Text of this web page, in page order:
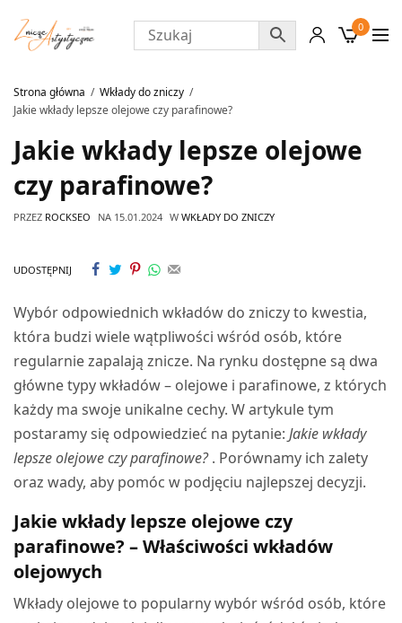
0
Strona główna
Wkłady do zniczy
Jakie wkłady lepsze olejowe czy parafinowe?
Jakie wkłady lepsze olejowe
czy parafinowe?
PRZEZ ROCKSEO NA 15.01.2024 W WKŁADY DO ZNICZY
UDOSTĘPNIJ
Wybór odpowiednich wkładów do zniczy to kwestia,
która budzi wiele wątpliwości wśród osób, które
regularnie zapalają znicze. Na rynku dostępne są dwa
główne typy wkładów – olejowe i parafinowe, z których
każdy ma swoje unikalne cechy. W artykule tym
postaramy się odpowiedzieć na pytanie:Jakie wkłady
lepsze olejowe czy parafinowe?. Porównamy ich zalety
oraz wady, aby pomóc w podjęciu najlepszej decyzji.
Jakie wkłady lepsze olejowe czy
parafinowe? – Właściwości wkładów
olejowych
Wkłady olejowe to popularny wybór wśród osób, które